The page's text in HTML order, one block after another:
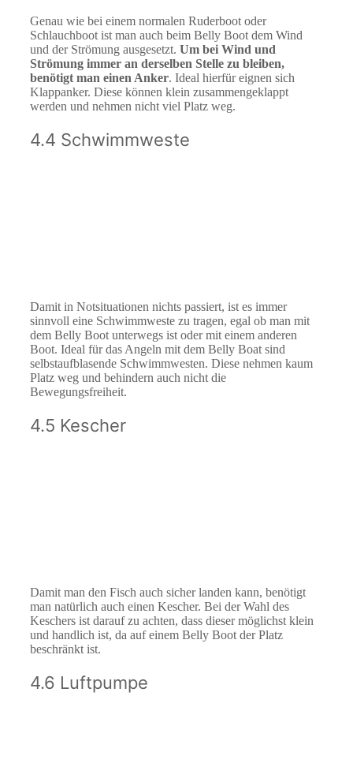
Genau wie bei einem normalen Ruderboot oder
Schlauchboot ist man auch beim Belly Boot dem Wind
und der Strömung ausgesetzt. Um bei Wind und
Strömung immer an derselben Stelle zu bleiben,
benötigt man einen Anker. Ideal hierfür eignen sich
Klappanker. Diese können klein zusammengeklappt
werden und nehmen nicht viel Platz weg.
4.4 Schwimmweste
Damit in Notsituationen nichts passiert, ist es immer
sinnvoll eine Schwimmweste zu tragen, egal ob man mit
dem Belly Boot unterwegs ist oder mit einem anderen
Boot. Ideal für das Angeln mit dem Belly Boat sind
selbstaufblasende Schwimmwesten. Diese nehmen kaum
Platz weg und behindern auch nicht die
Bewegungsfreiheit.
4.5 Kescher
Damit man den Fisch auch sicher landen kann, benötigt
man natürlich auch einen Kescher. Bei der Wahl des
Keschers ist darauf zu achten, dass dieser möglichst klein
und handlich ist, da auf einem Belly Boot der Platz
beschränkt ist.
4.6 Luftpumpe